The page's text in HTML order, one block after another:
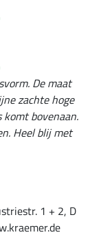
De maat
zachte hoge
bovenaan.
Heel blij met
1 + 2, D